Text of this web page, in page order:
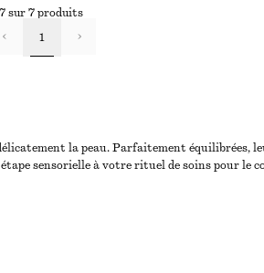
la peau. Parfaitement
sensorielle à votre rituel de soins pour le
7 sur 7 produits
1